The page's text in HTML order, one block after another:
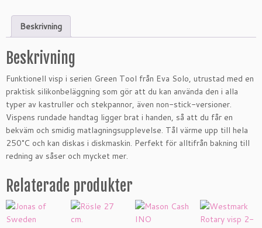
Beskrivning
Beskrivning
Funktionell visp i serien Green Tool från Eva Solo, utrustad med en
praktisk silikonbeläggning som gör att du kan använda den i alla
typer av kastruller och stekpannor, även non-stick-versioner.
Vispens rundade handtag ligger brat i handen, så att du får en
bekväm och smidig matlagningsupplevelse. Tål värme upp till hela
250°C och kan diskas i diskmaskin. Perfekt för alltifrån bakning till
redning av såser och mycket mer.
Relaterade produkter